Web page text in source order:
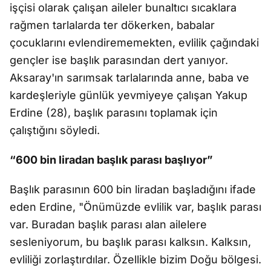
işçisi olarak çalışan aileler bunaltıcı sıcaklara
rağmen tarlalarda ter dökerken, babalar
çocuklarını evlendirememekten, evlilik çağındaki
gençler ise başlık parasından dert yanıyor.
Aksaray'ın sarımsak tarlalarında anne, baba ve
kardeşleriyle günlük yevmiyeye çalışan Yakup
Erdine (28), başlık parasını toplamak için
çalıştığını söyledi.
“600 bin liradan başlık parası başlıyor”
Başlık parasının 600 bin liradan başladığını ifade
eden Erdine, "Önümüzde evlilik var, başlık parası
var. Buradan başlık parası alan ailelere
sesleniyorum, bu başlık parası kalksın. Kalksın,
evliliği zorlaştırdılar. Özellikle bizim Doğu bölgesi.